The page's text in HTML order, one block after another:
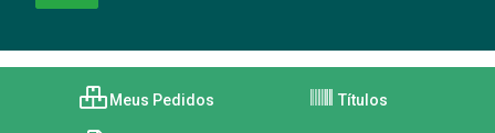
Meus Pedidos Títulos